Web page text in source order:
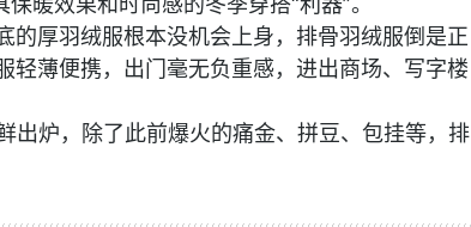
的厚羽绒服根本没机会上身，排骨羽绒服倒是正
轻薄便携，出门毫无负重感，进出商场、写字楼
出炉，除了此前爆火的痛金、拼豆、包挂等，排